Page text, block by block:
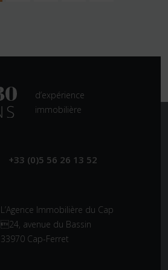
d’expérience
immobilière
+33 (0)5 56 26 13 52
L’Agence Immobilière du Cap
24, avenue du Bassin
33970 Cap-Ferret